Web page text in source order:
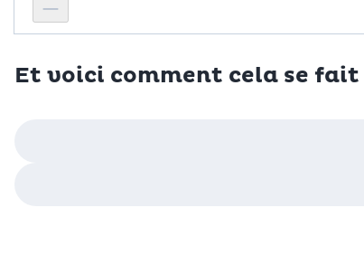
Réduire le nombre de personnes
Personnes
Et voici comment cela se fait